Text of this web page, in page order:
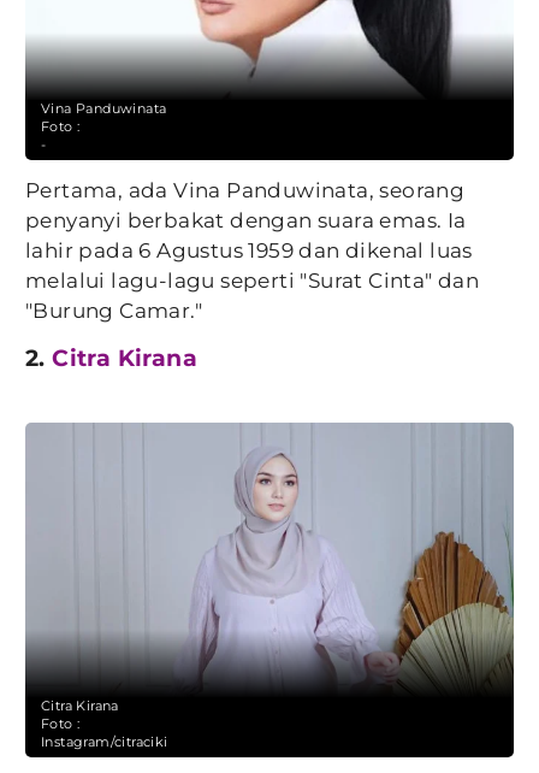
Vina Panduwinata
Foto :
-
Pertama, ada Vina Panduwinata, seorang
penyanyi berbakat dengan suara emas. Ia
lahir pada 6 Agustus 1959 dan dikenal luas
melalui lagu-lagu seperti "Surat Cinta" dan
"Burung Camar."
2.Citra Kirana
Citra Kirana
Foto :
Instagram/citraciki